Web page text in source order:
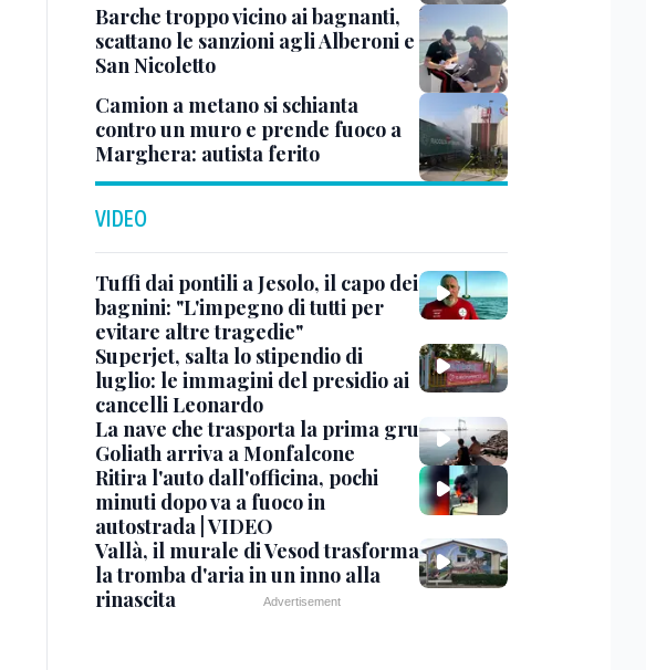
Barche troppo vicino ai bagnanti,
scattano le sanzioni agli Alberoni e
San Nicoletto
Camion a metano si schianta
contro un muro e prende fuoco a
Marghera: autista ferito
VIDEO
Tuffi dai pontili a Jesolo, il capo dei
bagnini: "L'impegno di tutti per
evitare altre tragedie"
Superjet, salta lo stipendio di
luglio: le immagini del presidio ai
cancelli Leonardo
La nave che trasporta la prima gru
Goliath arriva a Monfalcone
Ritira l'auto dall'officina, pochi
minuti dopo va a fuoco in
autostrada | VIDEO
Vallà, il murale di Vesod trasforma
la tromba d'aria in un inno alla
rinascita